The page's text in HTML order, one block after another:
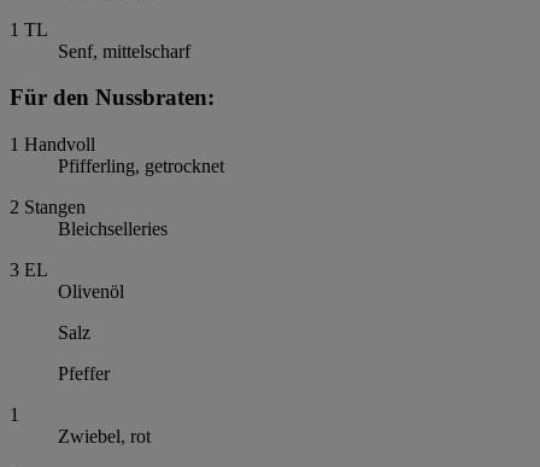
1 TL
Senf, mittelscharf
Für den Nussbraten:
1 Handvoll
Pfifferling, getrocknet
2 Stangen
Bleichselleries
3 EL
Olivenöl
Salz
Pfeffer
1
Zwiebel, rot